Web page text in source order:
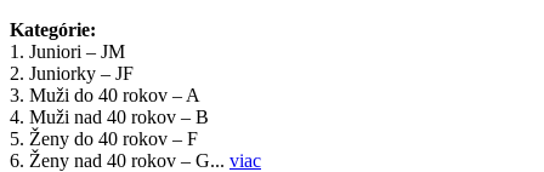
Kategórie:
1. Juniori – JM
2. Juniorky – JF
3. Muži do 40 rokov – A
4. Muži nad 40 rokov – B
5. Ženy do 40 rokov – F
6. Ženy nad 40 rokov – G... viac